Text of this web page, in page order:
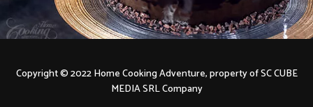
Copyright © 2022 Home Cooking Adventure, property of SC CUBE
MEDIA SRL Company